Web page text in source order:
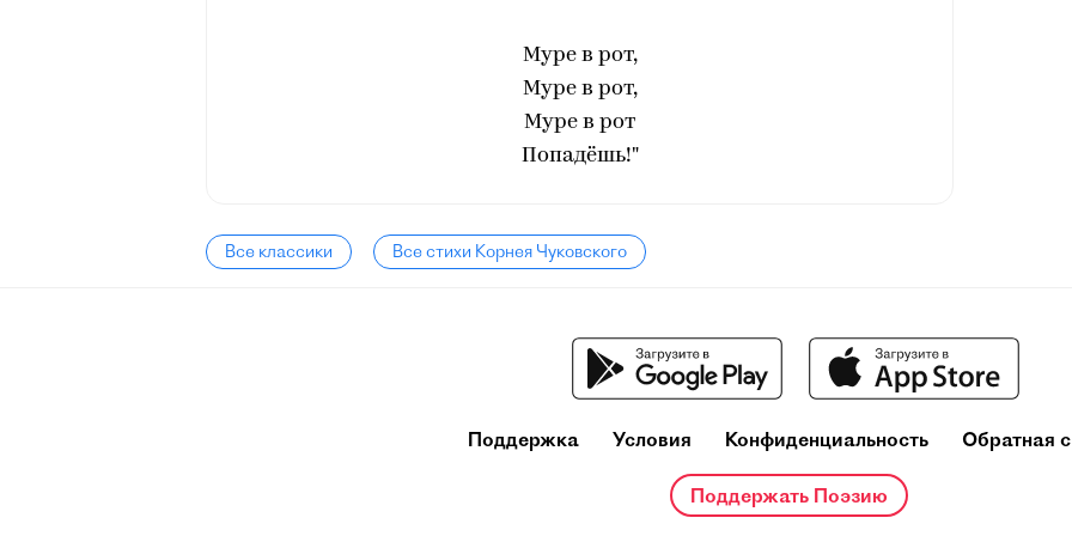
Муре в рот,
Муре в рот,
Муре в рот
Попадёшь!"
Все классики Все стихи Корнея Чуковского
Поддержка Условия Конфиденциальность Обратная
Поддержать Поэзию